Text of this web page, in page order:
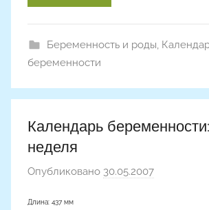
Беременность и роды,
беременности
Календарь
неделя
Опубликовано 30.05.2007
Длина: 437 мм